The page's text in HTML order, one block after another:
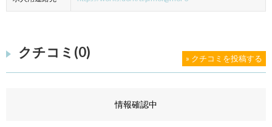
クチコミ(0) » クチコミを投稿する
情報確認中